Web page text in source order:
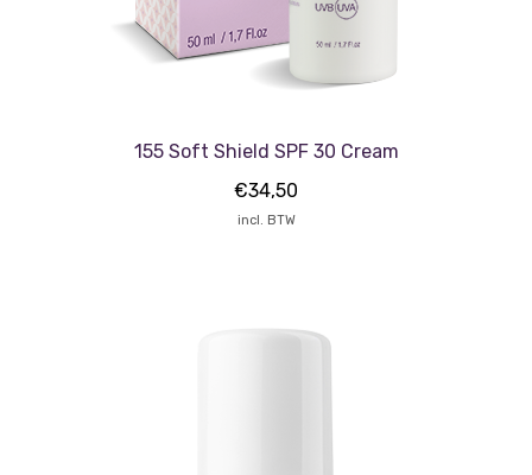
155 Soft Shield SPF 30 Cream
€34,50
incl. BTW